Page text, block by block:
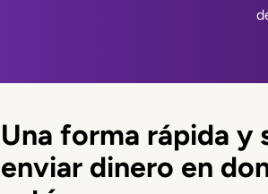
Una forma rápida y
enviar dinero en